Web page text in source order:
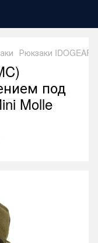
Рюкзаки IDOGEAR
под
Molle